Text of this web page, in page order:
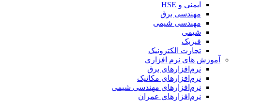
ایمنی و HSE
مهندسی برق
مهندسی شیمی
شیمی
فیزیک
تجارت الکترونیک
آموزش های نرم افزاری
نرم‌افزارهای برق
نرم‌افزارهای مکانیک
نرم‌افزارهای مهندسی شیمی
نرم‌افزارهای عمران